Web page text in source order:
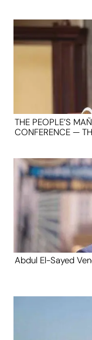
THE PEOPLE’S
CONFERENCE —
Abdul El-Sayed